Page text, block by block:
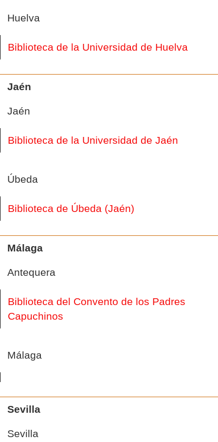
Huelva
Biblioteca de la Universidad de Huelva
Jaén
Jaén
Biblioteca de la Universidad de Jaén
Úbeda
Biblioteca de Úbeda (Jaén)
Málaga
Antequera
Biblioteca del Convento de los Padres
Capuchinos
Málaga
Sevilla
Sevilla